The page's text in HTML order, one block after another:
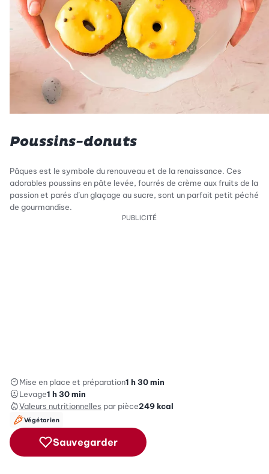
Poussins-donuts
Pâques est le symbole du renouveau et de la renaissance. Ces
adorables poussins en pâte levée, fourrés de crème aux fruits de la
passion et parés d’un glaçage au sucre, sont un parfait petit péché
de gourmandise.
PUBLICITÉ
Mise en place et préparation1 h 30 min
Levage1 h 30 min
Valeurs nutritionnelles par pièce249kcal
Végétarien
Sauvegarder